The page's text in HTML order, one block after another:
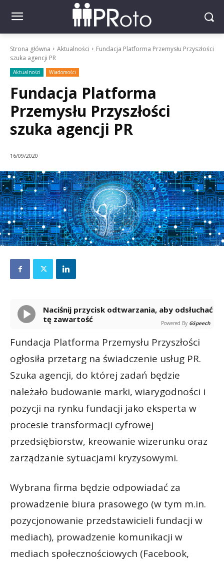
Strona główna Aktualności
Fundacja Platforma Przemysłu Przyszłości
szuka agencji PR
Aktualności Wiadomości
Fundacja Platforma
Przemysłu Przyszłości
szuka agencji PR
16/09/2020
Naciśnij przycisk odtwarzania, aby odsłuchać
tę zawartość
Powered By GSpeech
Fundacja Platforma Przemysłu Przyszłości
ogłosiła przetarg na świadczenie usług PR.
Szuka agencji, do której zadań będzie
należało budowanie marki, wiarygodności i
pozycji na rynku fundacji jako eksperta w
procesie transformacji cyfrowej
przedsiębiorstw, kreowanie wizerunku oraz
zarządzanie sytuacjami kryzysowymi.
Wybrana firma będzie odpowiadać za
prowadzenie biura prasowego (w tym m.in.
pozycjonowanie przedstawicieli fundacji w
mediach), prowadzenie komunikacji w
mediach społecznościowych (Facebook,